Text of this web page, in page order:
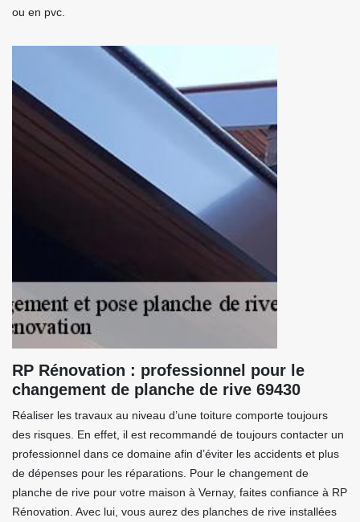
ou en pvc.
RP Rénovation : professionnel pour le
changement de planche de rive 69430
Réaliser les travaux au niveau d’une toiture comporte toujours
des risques. En effet, il est recommandé de toujours contacter un
professionnel dans ce domaine afin d’éviter les accidents et plus
de dépenses pour les réparations. Pour le changement de
planche de rive pour votre maison à Vernay, faites confiance à RP
Rénovation. Avec lui, vous aurez des planches de rive installées